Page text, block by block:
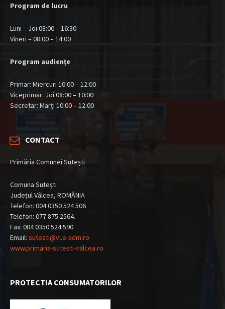
Program de lucru
Luni – Joi 08:00 – 16:30
Vineri – 08:00 – 14:00
Program audiențe
Primar: Miercuri 10:00 – 12:00
Viceprimar: Joi 08:00 – 10:00
Secretar: Marți 10:00 – 12:00
CONTACT
Primăria Comunei Sutești
Comuna Sutești
Județul Vâlcea, ROMÂNIA
Telefon: 004 0350 524 506
Telefon: 077 875 2564.
Fax: 004 0350 524 590
Email: sutesti@vl.e-adm.ro
www.primaria-sutesti-valcea.ro
PROTECTIA CONSUMATORILOR